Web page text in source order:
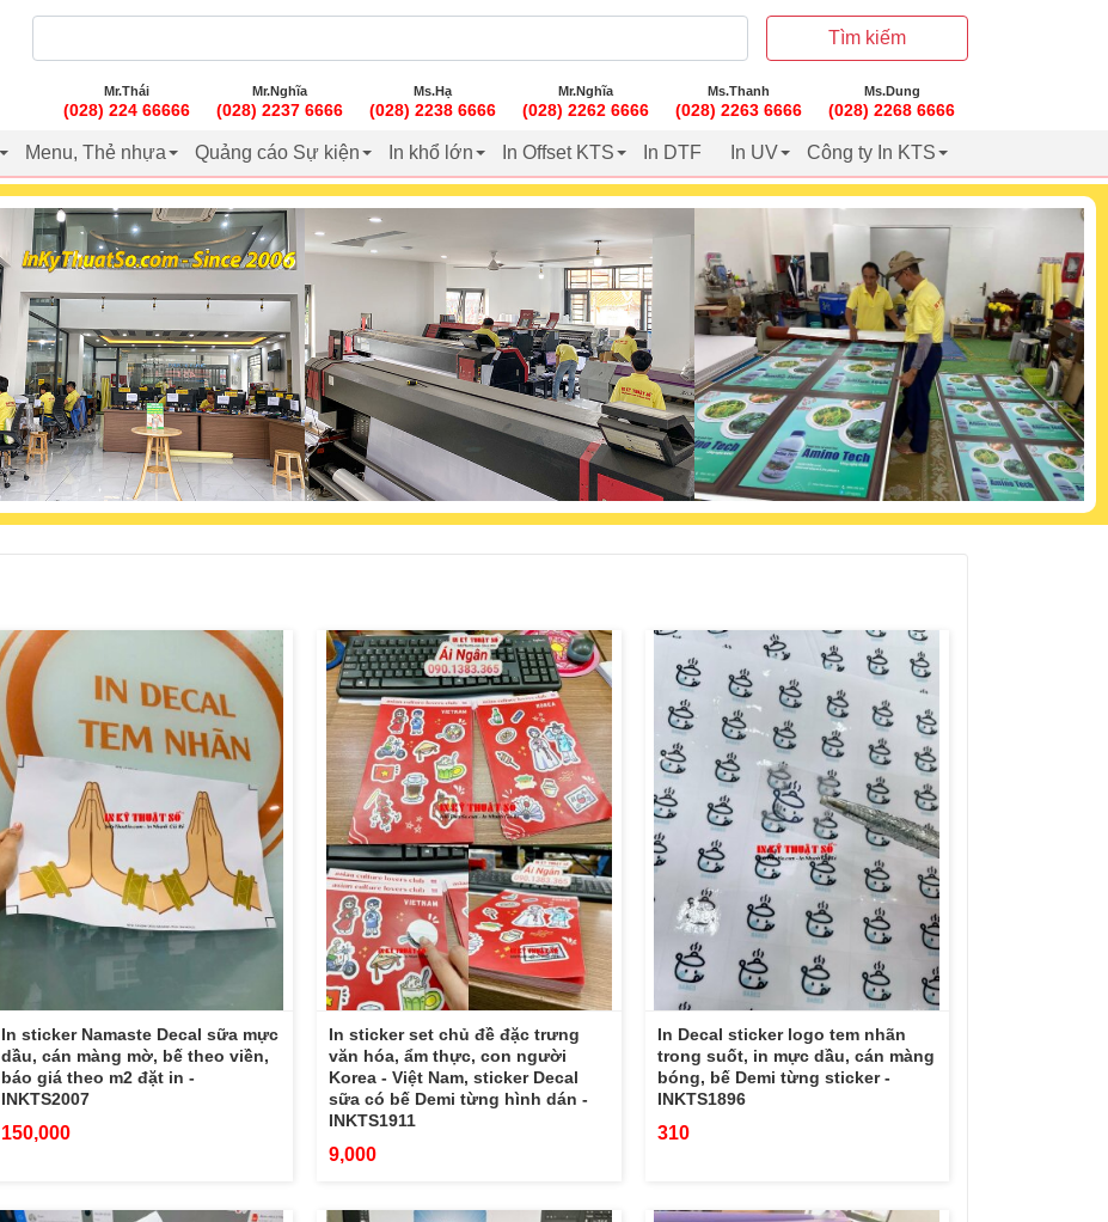
Tìm kiếm
Mr.Thái
(028) 224 66666
Mr.Nghĩa
(028) 2237 6666
Ms.Hạ
(028) 2238 6666
Mr.Nghĩa
(028) 2262 6666
Ms.Thanh
(028) 2263 6666
Ms.Dung
(028) 2268 6666
Menu, Thẻ nhựa Quảng cáo Sự kiện In khổ lớn In Offset KTS In DTF In UV Công ty In KTS
In sticker Namaste Decal sữa mực
dầu, cán màng mờ, bế theo viền,
báo giá theo m2 đặt in -
INKTS2007
150,000
In sticker set chủ đề đặc trưng
văn hóa, ẩm thực, con người
Korea - Việt Nam, sticker Decal
sữa có bế Demi từng hình dán -
INKTS1911
9,000
In Decal sticker logo tem nhãn
trong suốt, in mực dầu, cán màng
bóng, bế Demi từng sticker -
INKTS1896
310